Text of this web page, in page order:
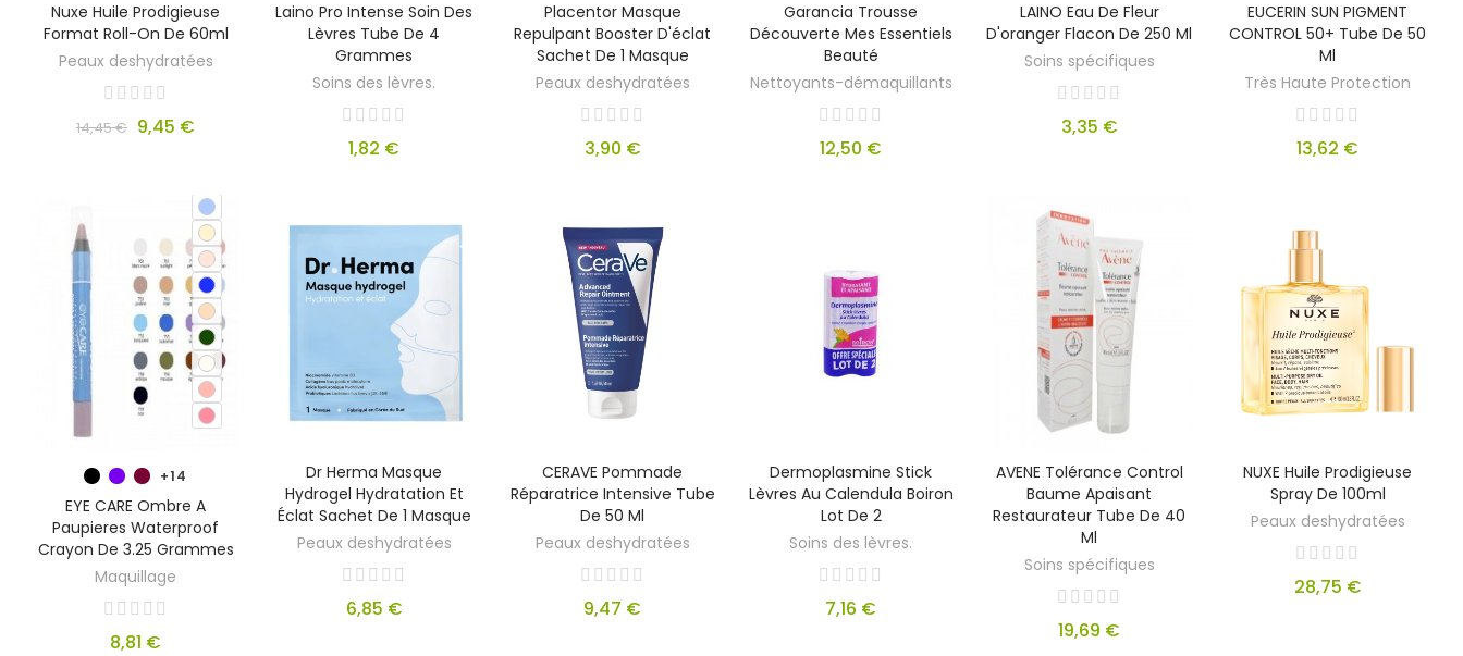
Nuxe Huile Prodigieuse
Format Roll-On De 60ml
Peaux deshydratées
14,45 € 9,45 €
Laino Pro Intense Soin Des
Lèvres Tube De 4
Grammes
Soins des lèvres.
1,82 €
Placentor Masque
Repulpant Booster D'éclat
Sachet De 1 Masque
Peaux deshydratées
3,90 €
Garancia Trousse
Découverte Mes Essentiels
Beauté
Nettoyants-démaquillants
12,50 €
LAINO Eau De Fleur
D'oranger Flacon De 250 Ml
Soins spécifiques
3,35 €
EUCERIN SUN PIGMENT
CONTROL 50+ Tube De 50
Ml
Très Haute Protection
13,62 €
+14
EYE CARE Ombre A
Paupieres Waterproof
Crayon De 3.25 Grammes
Maquillage
8,81 €
Dr Herma Masque
Hydrogel Hydratation Et
Éclat Sachet De 1 Masque
Peaux deshydratées
6,85 €
CERAVE Pommade
Réparatrice Intensive Tube
De 50 Ml
Peaux deshydratées
9,47 €
Dermoplasmine Stick
Lèvres Au Calendula Boiron
Lot De 2
Soins des lèvres.
7,16 €
AVENE Tolérance Control
Baume Apaisant
Restaurateur Tube De 40
Ml
Soins spécifiques
19,69 €
NUXE Huile Prodigieuse
Spray De 100ml
Peaux deshydratées
28,75 €